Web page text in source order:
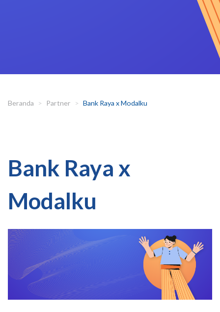
Beranda Partner Bank Raya x Modalku
Bank Raya x
Modalku